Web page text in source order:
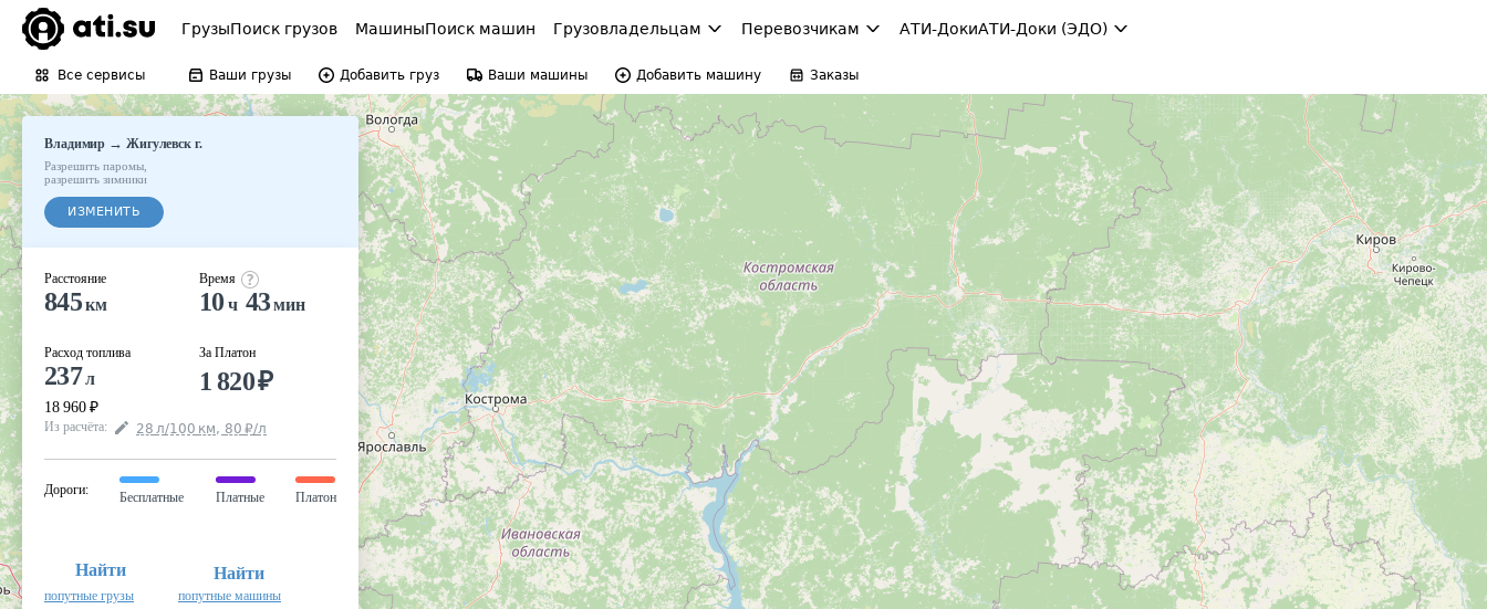
ГрузыПоиск грузов МашиныПоиск машин Грузовладельцам Перевозчикам АТИ-ДокиАТИ-Доки (ЭДО)
Все сервисы Ваши грузы Добавить груз Ваши машины Добавить машину Заказы
Владимир → Жигулевск г.
Разрешить паромы
разрешить зимники
ИЗМЕНИТЬ
Расстояние
845км
Расход топлива
237л
18 960 ₽
Время
10 ч 43мин
За Платон
1 820₽
Из расчёта: 28 л/100 км, 80 ₽/л
Дороги:
Бесплатные Платные Платон
Найти
попутные грузы
Найти
попутные машины